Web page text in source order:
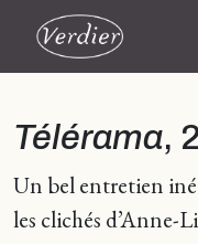
Télérama,
Un bel entretien
les clichés d’Anne-